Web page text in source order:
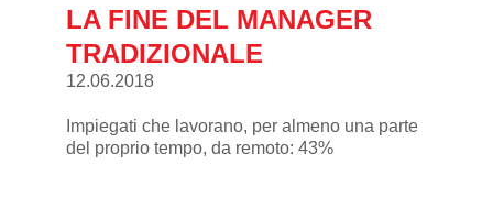
LA FINE DEL MANAGER
TRADIZIONALE
12.06.2018
Impiegati che lavorano, per almeno una parte
del proprio tempo, da remoto: 43%